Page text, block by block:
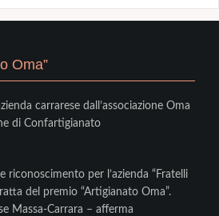
Oma”
carrarese dall’associazione Oma
di Confartigianato
riconoscimento per l’azienda “Fratelli
del premio “Artigianato Oma”.
Massa-Carrara – afferma